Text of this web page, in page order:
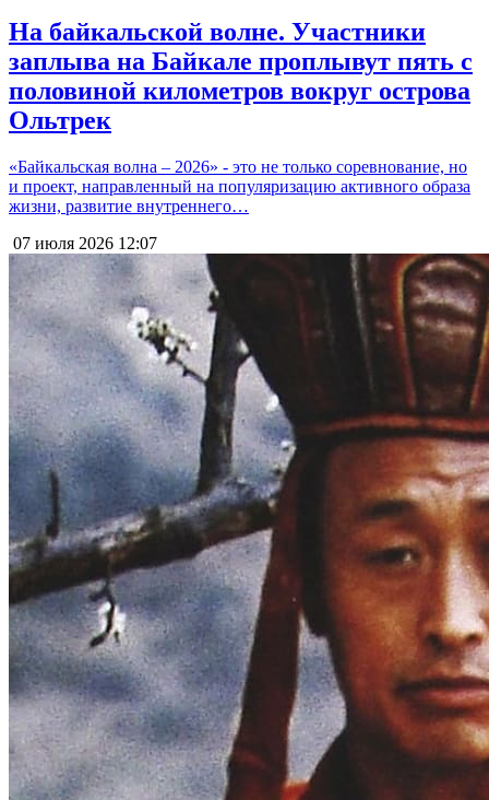
На байкальской волне. Участники
заплыва на Байкале проплывут пять с
половиной километров вокруг острова
Ольтрек
«Байкальская волна – 2026» - это не только соревнование, но
и проект, направленный на популяризацию активного образа
жизни, развитие внутреннего…
07 июля 2026 12:07